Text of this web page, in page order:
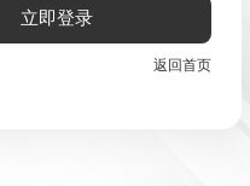
立即登录
返回首页